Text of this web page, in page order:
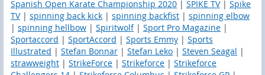
Spanish Open Karate Championship 2020 | SPIKE TV| Spike
TV| spinning back kick | spinning backfist | spinning elbow
| spinning hellbow | Spiritwolf| Sport Pro Magazine |
Sportaccord | SportAccord | Sports Emmy | Sports
Illustrated | Stefan Bonnar | Stefan Leko | Steven Seagal |
strawweight | StrikeForce | Strikeforce | Strikeforce